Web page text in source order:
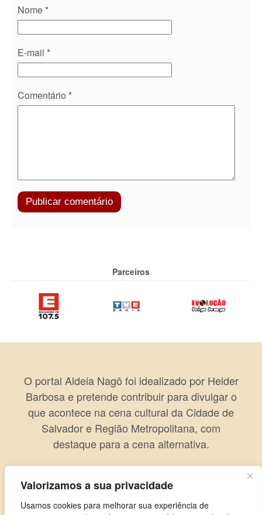
Valorizamos a sua privacidade
Usamos cookies para melhorar sua experiência de
Nome *
E-mail *
Comentário *
Parceiros
O portal Aldeia Nagô foi idealizado por Helder
Barbosa e pretende contribuir para divulgar o
que acontece na cena cultural da Cidade de
Salvador e Região Metropolitana, com
destaque para a cena alternativa.